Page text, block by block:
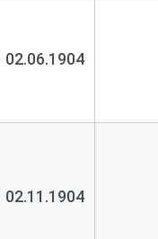
02.06.1904
02.11.1904